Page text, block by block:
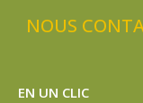
NOUS
EN UN CLIC